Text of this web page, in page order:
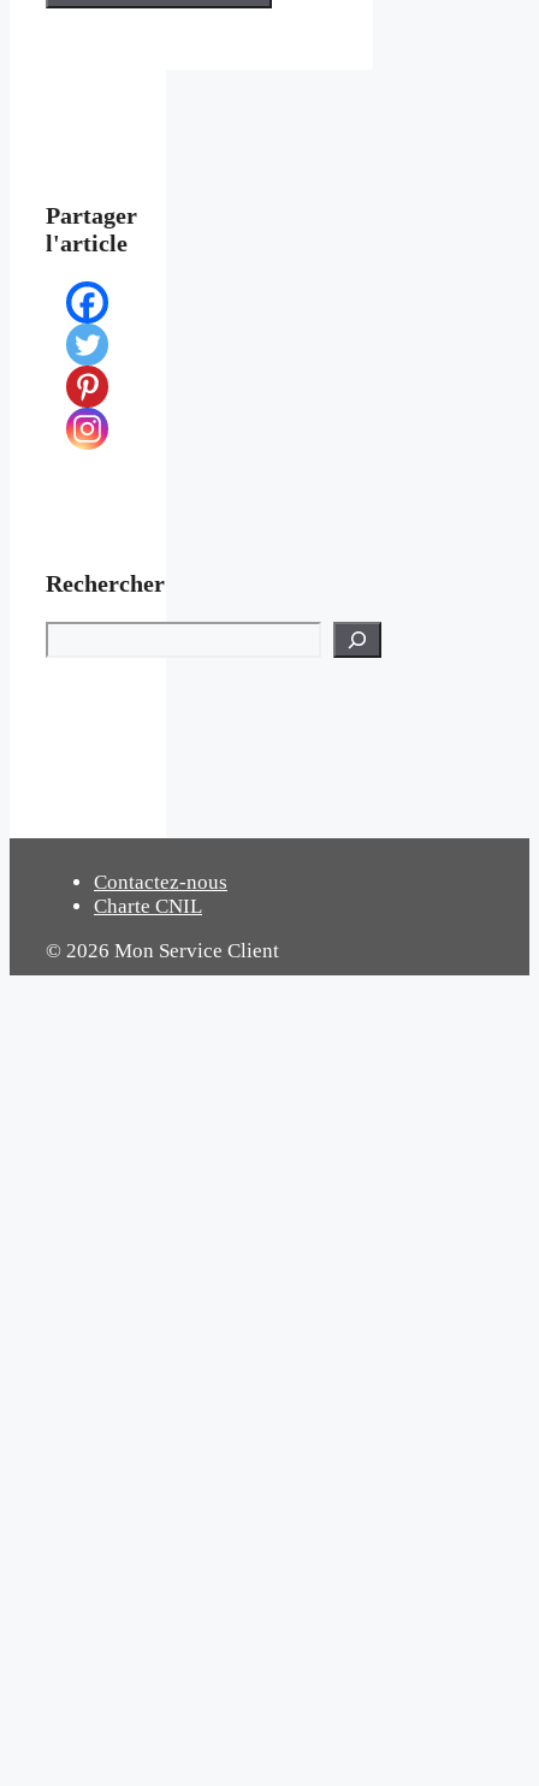
Partager
l'article
Rechercher
Contactez-nous
Charte CNIL
© 2026 Mon Service Client